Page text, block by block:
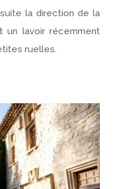
la direction de la
un lavoir récemment
ruelles.